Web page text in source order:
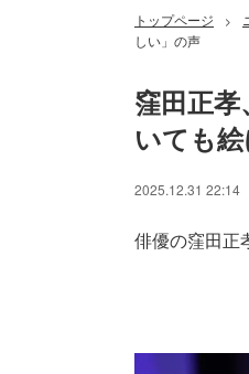
トップページ >
しい」の声
窪田正
いても
2025.12.31 22:14
俳優の窪田正